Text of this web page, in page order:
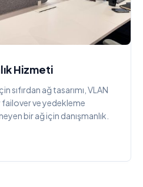
Hizmeti
sıfırdan ağ tasarımı, VLAN
ve yedekleme
bir ağ için danışmanlık.